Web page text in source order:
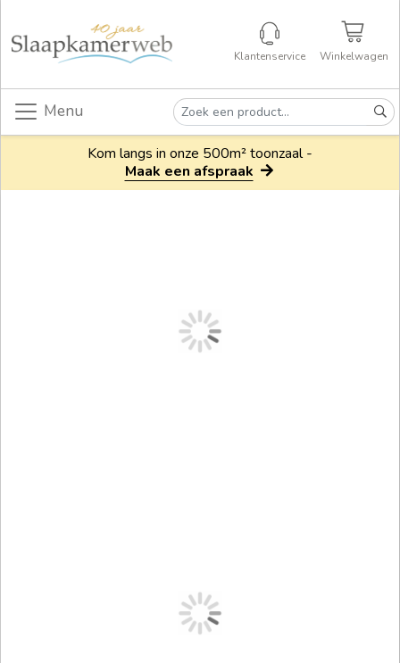
Klantenservice Winkelwagen
Menu
Kom langs in onze 500m² toonzaal -
Maak een afspraak